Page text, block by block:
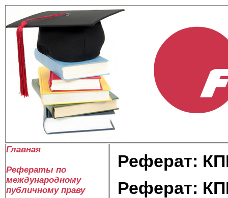
Главная
Рефераты по
международному
публичному праву
Реферат:
Реферат: